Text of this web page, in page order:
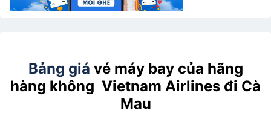
Bảng giá vé máy bay của hãng
hàng không Vietnam Airlines đi Cà
Mau